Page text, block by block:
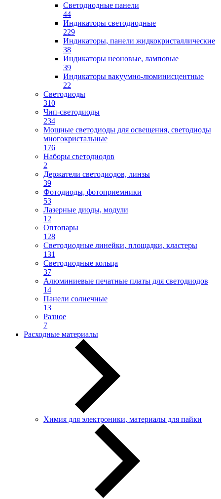
Светодиодные панели
44
Индикаторы светодиодные
229
Индикаторы, панели жидкокристаллические
38
Индикаторы неоновые, ламповые
39
Индикаторы вакуумно-люминисцентные
22
Светодиоды
310
Чип-светодиоды
234
Мощные светодиоды для освещения, светодиоды
многокристальные
176
Наборы светодиодов
2
Держатели светодиодов, линзы
39
Фотодиоды, фотоприемники
53
Лазерные диоды, модули
12
Оптопары
128
Светодиодные линейки, площадки, кластеры
131
Светодиодные кольца
37
Алюминиевые печатные платы для светодиодов
14
Панели солнечные
13
Разное
7
Расходные материалы
Химия для электроники, материалы для пайки